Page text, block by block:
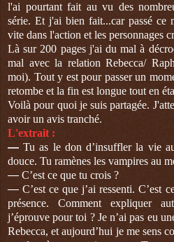
l'ai pourtant fait au vu des
série. Et j'ai bien fait...car passé ce
vite dans l'action et les personnages
Là sur 200 pages j'ai du mal à
mal avec la relation Rebecca/
moi). Tout y est pour passer un
retombe et la fin est longue tout en
Voilà pour quoi je suis partagée.
avoir un avis tranché.
L'extrait :
—Tu as le don d’insuffler la vie
douce. Tu ramènes les vampires au
— C’est ce que tu crois ?
—C’est ce que j’ai ressenti. C’est
présence. Comment expliquer
j’éprouve pour toi ? Je n’ai pas eu
Rebecca, et aujourd’hui je me sens